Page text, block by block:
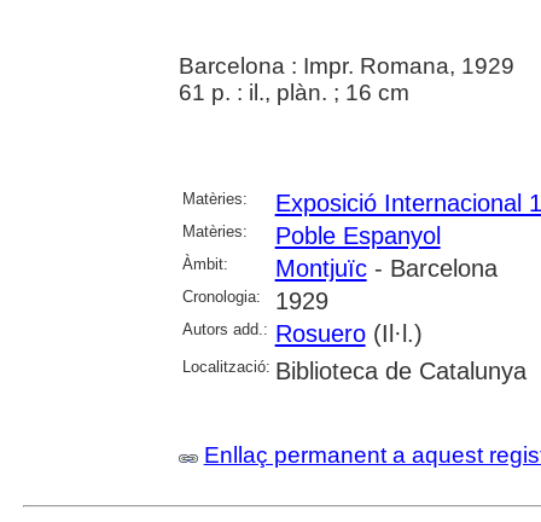
Barcelona : Impr. Romana, 1929
61 p. : il., plàn. ; 16 cm
Matèries: Exposició Internacional
Matèries: Poble Espanyol
Àmbit: Montjuïc- Barcelona
Cronologia: 1929
Autors add.: Rosuero(Il·l.)
Localització: Biblioteca de Catalunya
Enllaç permanent a aquest